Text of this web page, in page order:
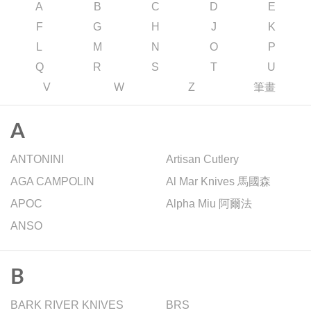
A
B C D
E
F
G H J
K
M N O
P
Q
R S T
U
V
W Z 筆畫
A
ANTONINI
Artisan Cutlery
AGA CAMPOLIN
Al Mar Knives 馬國森
APOC
Alpha Miu 阿爾法
ANSO
B
BARK RIVER KNIVES
BRS